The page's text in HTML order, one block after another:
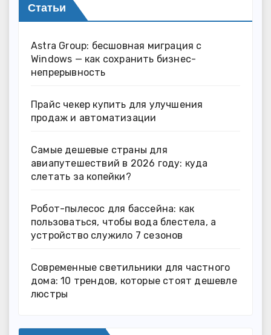
Статьи
Astra Group: бесшовная миграция с
Windows — как сохранить бизнес-
непрерывность
Прайс чекер купить для улучшения
продаж и автоматизации
Самые дешевые страны для
авиапутешествий в 2026 году: куда
слетать за копейки?
Робот-пылесос для бассейна: как
пользоваться, чтобы вода блестела, а
устройство служило 7 сезонов
Современные светильники для частного
дома: 10 трендов, которые стоят дешевле
люстры